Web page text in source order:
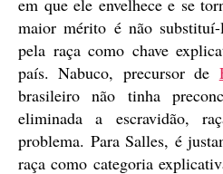
em que ele envelhece e se
maior mérito é não
pela raça como chave
país. Nabuco, precursor de
brasileiro não tinha
eliminada a escravidão,
problema. Para Salles, é
raça como categoria